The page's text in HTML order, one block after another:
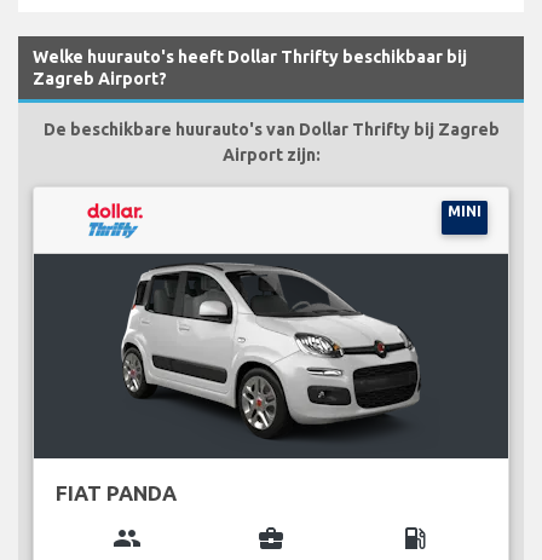
Welke huurauto's heeft Dollar Thrifty beschikbaar bij
Zagreb Airport?
De beschikbare huurauto's van Dollar Thrifty bij Zagreb
Airport zijn:
MINI
FIAT PANDA
group business_center local_gas_station